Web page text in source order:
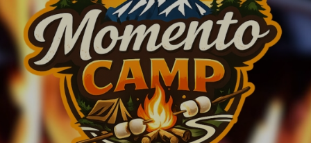
Momento Camp
Indoor